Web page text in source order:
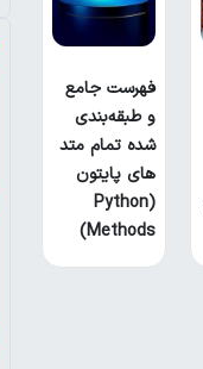
فهرست جامع
و طبقه‌بندی
شده تمام متد
های پایتون
(Python
Methods)